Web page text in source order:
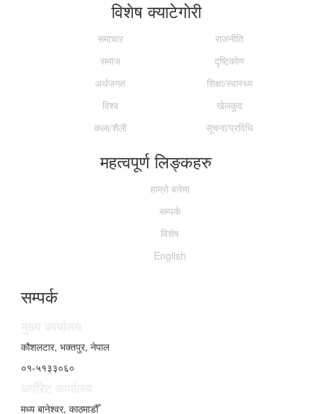
विशेष क्याटेगाेरी
समाचार
राजनीति
समाज
दृष्टिकोण
अर्थजगत
शिक्षा/स्वास्थ्य
विश्व
खेलकुद
कला/शैली
सूचना/प्रविधि
महत्वपूर्ण लिङ्कहरु
हाम्राे बारेमा
सम्पर्क
विशेष
English
सम्पर्क
मुख्य कार्यालय
कौशलटार, भक्तपुर, नेपाल
०१-५१३३०६०
कर्पाेरेट कार्यालय
मध्य बानेश्वर, काठमाडौँ